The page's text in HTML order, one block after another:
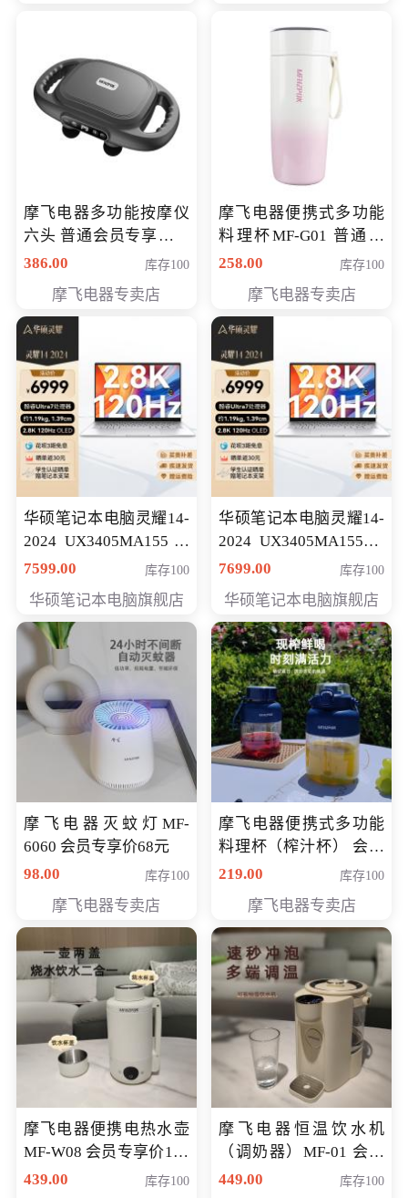
摩飞电器多功能按摩仪
六头 普通会员专享价格
199元
386.00 库存100
摩飞电器专卖店
摩飞电器便携式多功能
料理杯MF-G01 普通会
员专享价格118元
258.00 库存100
摩飞电器专卖店
华硕笔记本电脑灵耀14-
2024 UX3405MA155冰
川银 oled 智慧轻薄本 会
7599.00 库存100
华硕笔记本电脑旗舰店
华硕笔记本电脑灵耀14-
2024 UX3405MA155夜
空蓝 oled 智慧轻薄本 会
7699.00 库存100
华硕笔记本电脑旗舰店
摩飞电器灭蚊灯MF-
6060 会员专享价68元
98.00
库存100
摩飞电器专卖店
摩飞电器便携式多功能
料理杯（榨汁杯） 会员
专享价118元
219.00 库存100
摩飞电器专卖店
摩飞电器便携电热水壶
MF-W08 会员专享价198
元
439.00 库存100
摩飞电器恒温饮水机
（调奶器）MF-01 会员
专享价366元
449.00 库存100